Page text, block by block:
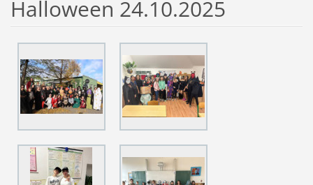
Halloween 24.10.2025